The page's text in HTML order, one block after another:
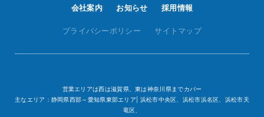
会社案内
お知らせ 採用情報
プライバシーポリシー サイトマップ
営業エリアは西は滋賀県、東は神奈川県までカバー
主なエリア：静岡県西部～愛知県東部エリア| 浜松市中央区、浜松市浜名区、浜松市天
竜区、